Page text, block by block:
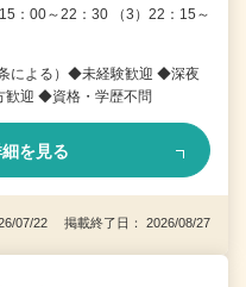
：00～22：30 （3）22：15～
による）◆未経験歓迎 ◆深夜
歓迎 ◆資格・学歴不問
を見る
07/22 掲載終了日： 2026/08/27